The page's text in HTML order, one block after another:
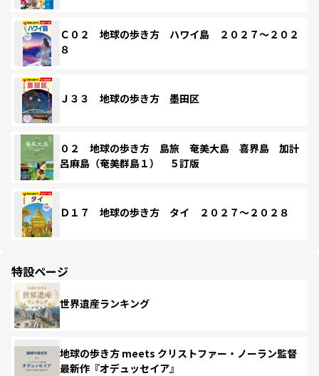
Ｃ０２ 地球の歩き方 ハワイ島 ２０２７～２０２
８
Ｊ３３ 地球の歩き方 墨田区
０２ 地球の歩き方 島旅 奄美大島 喜界島 加計
呂麻島（奄美群島１） ５訂版
Ｄ１７ 地球の歩き方 タイ ２０２７～２０２８
特設ページ
世界遺産ランキング
地球の歩き方 meets クリストファー・ノーラン監督
最新作『オデュッセイア』